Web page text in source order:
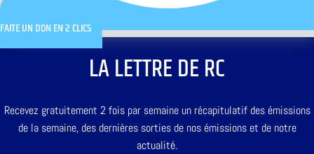
FAITE UN DON EN 2 CLICS
LA LETTRE DE RC
Recevez gratuitement 2 fois par semaine un récapitulatif des émissions
de la semaine, des dernières sorties de nos émissions et de notre
actualité.